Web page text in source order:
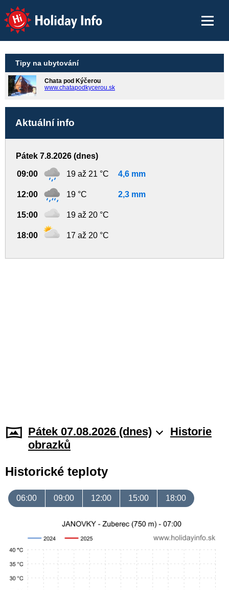
Holiday Info
Tipy na ubytování
Chata pod Kýčerou
www.chatapodkycerou.sk
Aktuální info
Pátek 7.8.2026 (dnes)
09:00 19 až 21 °C 4,6 mm
12:00 19 °C 2,3 mm
15:00 19 až 20 °C
18:00 17 až 20 °C
Pátek 07.08.2026 (dnes)
Historie
obrazků
Historické teploty
06:00 09:00 12:00 15:00 18:00